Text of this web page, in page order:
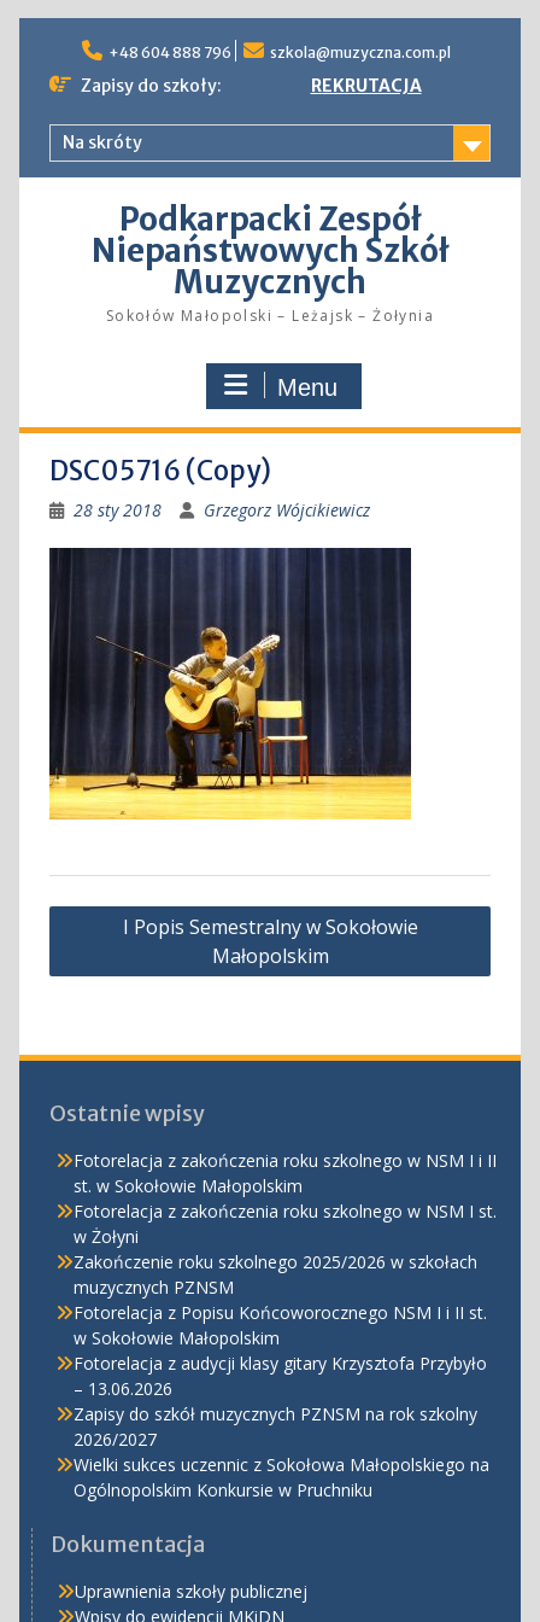
content
+48 604 888 796 szkola@muzyczna.com.pl
Zapisy do szkoły: REKRUTACJA
Na skróty
Podkarpacki Zespół
Niepaństwowych Szkół
Muzycznych
Sokołów Małopolski – Leżajsk – Żołynia
Menu
DSC05716 (Copy)
28 sty 2018 Grzegorz Wójcikiewicz
Nawigacja
I Popis Semestralny w Sokołowie
Małopolskim
Ostatnie wpisy
Fotorelacja z zakończenia roku szkolnego w NSM I i II
st. w Sokołowie Małopolskim
Fotorelacja z zakończenia roku szkolnego w NSM I st.
w Żołyni
Zakończenie roku szkolnego 2025/2026 w szkołach
muzycznych PZNSM
Fotorelacja z Popisu Końcoworocznego NSM I i II st.
w Sokołowie Małopolskim
Fotorelacja z audycji klasy gitary Krzysztofa Przybyło
– 13.06.2026
Zapisy do szkół muzycznych PZNSM na rok szkolny
2026/2027
Wielki sukces uczennic z Sokołowa Małopolskiego na
Ogólnopolskim Konkursie w Pruchniku
Dokumentacja
Uprawnienia szkoły publicznej
Wpisy do ewidencji MKiDN